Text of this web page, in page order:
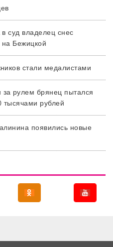
суд владелец снес
Бежицкой
стали медалистами
рулем брянец пытался
тысячами рублей
появились новые